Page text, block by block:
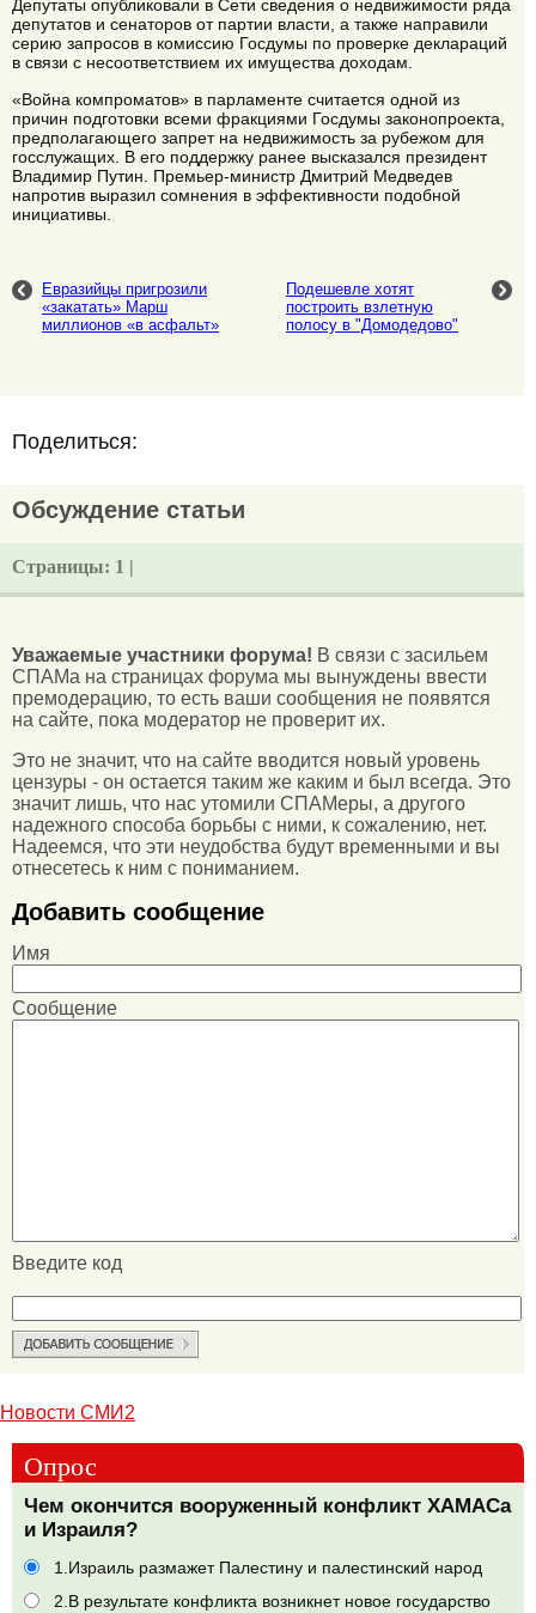
Депутаты опубликовали в Сети сведения о недвижимости ряда
депутатов и сенаторов от партии власти, а также направили
серию запросов в комиссию Госдумы по проверке деклараций
в связи с несоответствием их имущества доходам.
«Война компроматов» в парламенте считается одной из
причин подготовки всеми фракциями Госдумы законопроекта,
предполагающего запрет на недвижимость за рубежом для
госслужащих. В его поддержку ранее высказался президент
Владимир Путин. Премьер-министр Дмитрий Медведев
напротив выразил сомнения в эффективности подобной
инициативы.
Евразийцы пригрозили
«закатать» Марш
миллионов «в асфальт»
Подешевле хотят
построить взлетную
полосу в "Домодедово"
Поделиться:
Обсуждение статьи
Страницы: 1 |
Уважаемые участники форума! В связи с засильем
СПАМа на страницах форума мы вынуждены ввести
премодерацию, то есть ваши сообщения не появятся
на сайте, пока модератор не проверит их.
Это не значит, что на сайте вводится новый уровень
цензуры - он остается таким же каким и был всегда. Это
значит лишь, что нас утомили СПАМеры, а другого
надежного способа борьбы с ними, к сожалению, нет.
Надеемся, что эти неудобства будут временными и вы
отнесетесь к ним с пониманием.
Добавить сообщение
Имя
Сообщение
Введите код
Новости СМИ2
Опрос
Чем окончится вооруженный конфликт ХАМАСа
и Израиля?
1.Израиль размажет Палестину и палестинский народ
2.В результате конфликта возникнет новое государство